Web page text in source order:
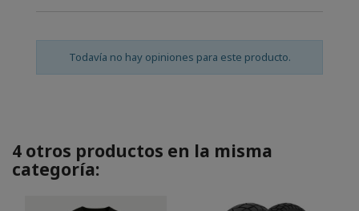
Todavía no hay opiniones para este producto.
4 otros productos en la misma
categoría: